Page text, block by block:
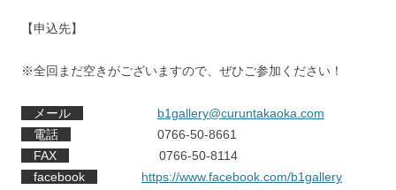
【申込先】
※全回まだ空きがございますので、ぜひご参加ください！
メール
b1gallery@curuntakaoka.com
電話
0766-50-8661
FAX
0766-50-8114
facebook
https://www.facebook.com/b1gallery